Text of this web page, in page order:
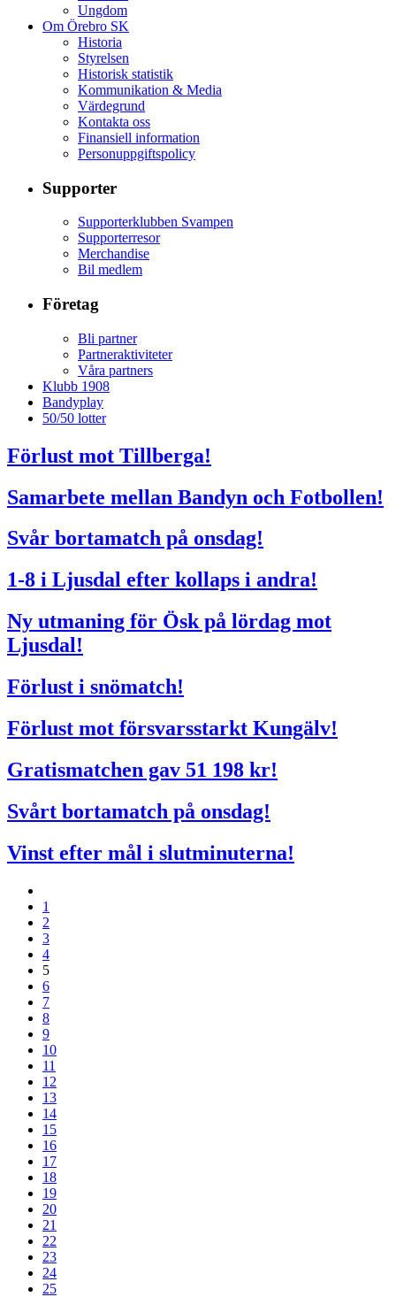
Ungdom
Om Örebro SK
Historia
Styrelsen
Historisk statistik
Kommunikation & Media
Värdegrund
Kontakta oss
Finansiell information
Personuppgiftspolicy
Supporter
Supporterklubben Svampen
Supporterresor
Merchandise
Bil medlem
Företag
Bli partner
Partneraktiviteter
Våra partners
Klubb 1908
Bandyplay
50/50 lotter
Förlust mot Tillberga!
Samarbete mellan Bandyn och Fotbollen!
Svår bortamatch på onsdag!
1-8 i Ljusdal efter kollaps i andra!
Ny utmaning för Ösk på lördag mot
Ljusdal!
Förlust i snömatch!
Förlust mot försvarsstarkt Kungälv!
Gratismatchen gav 51 198 kr!
Svårt bortamatch på onsdag!
Vinst efter mål i slutminuterna!
1
2
3
4
5
6
7
8
9
10
11
12
13
14
15
16
17
18
19
20
21
22
23
24
25